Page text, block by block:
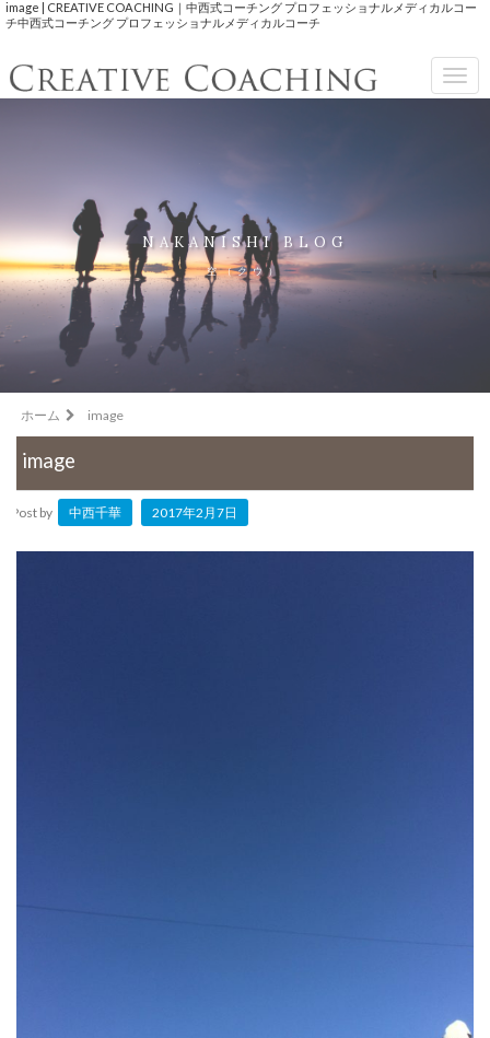
image | CREATIVE COACHING｜中西式コーチング プロフェッショナルメディカルコー
チ中西式コーチング プロフェッショナルメディカルコーチ
NAKANISHI BLOG
空（クウ）
ホーム image
image
Post by 中西千華 2017年2月7日